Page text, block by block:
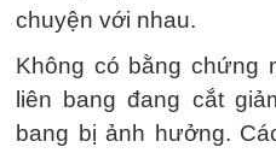
chuyện với nhau.
Không có bằng chứng
liên bang đang cắt
bang bị ảnh hưởng.